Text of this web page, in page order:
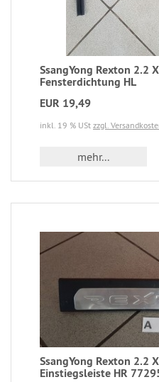
SsangYong Rexton 2.2
Fensterdichtung HL
EUR 19,49
inkl. 19 % USt zzgl.
mehr...
SsangYong Rexton 2.2
Einstiegsleiste HR